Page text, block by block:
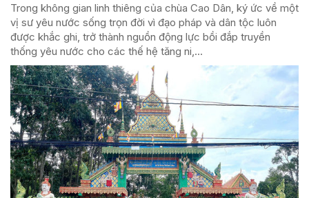
Trong không gian linh thiêng của chùa Cao Dân, ký ức về một
vị sư yêu nước sống trọn đời vì đạo pháp và dân tộc luôn
được khắc ghi, trở thành nguồn động lực bồi đắp truyền
thống yêu nước cho các thế hệ tăng ni,...